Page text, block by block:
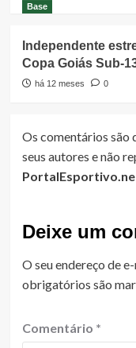
Base
Independente
Copa Goiás Sub-
há 12 meses 0
Os comentários são
seus autores e não
Deixe um
O seu endereço de
obrigatórios são
Comentário *